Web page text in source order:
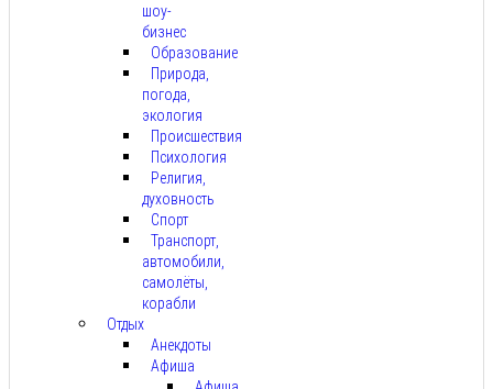
шоу-
бизнес
Образование
Природа,
погода,
экология
Происшествия
Психология
Религия,
духовность
Спорт
Транспорт,
автомобили,
самолёты,
корабли
Отдых
Анекдоты
Афиша